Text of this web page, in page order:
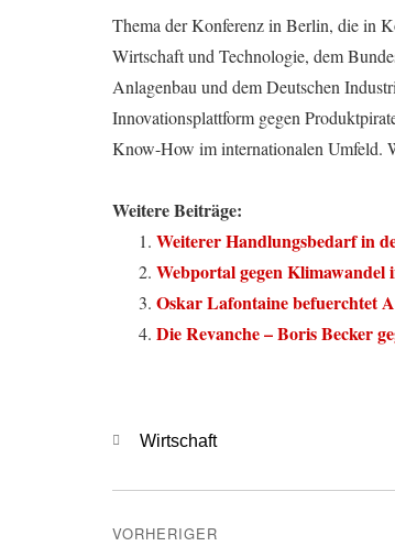
Thema der Konferenz in Berlin, die in
Wirtschaft und Technologie, dem
Anlagenbau und dem Deutschen
Innovationsplattform gegen
Know-How im internationalen Umfeld.
Weitere Beiträge:
Weiterer Handlungsbedarf in
Webportal gegen Klimawandel
Oskar Lafontaine befuerchtet
Die Revanche – Boris Becker
Kategorien
Wirtschaft
VORHERIGER